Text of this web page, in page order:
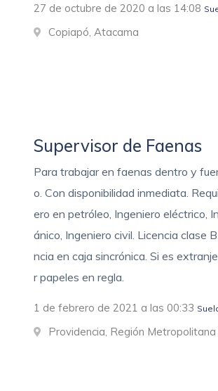
27 de octubre de 2020 a las 14:08
Copiapó, Atacama
Supervisor de Faenas
Para trabajar en faenas dentro y
o. Con disponibilidad inmediata.
ero en petróleo, Ingeniero eléctrico,
ánico, Ingeniero civil. Licencia clase
ncia en caja sincrónica. Si es
r papeles en regla.
1 de febrero de 2021 a las 00:33
Providencia, Región